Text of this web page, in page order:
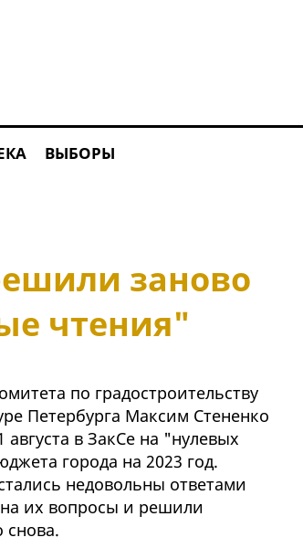
ВЫБОРЫ
заново
чтения"
по градостроительству
Петербурга Максим Стененко
августа в ЗакСе на "нулевых
города на 2023 год.
недовольны ответами
их вопросы и решили
снова.